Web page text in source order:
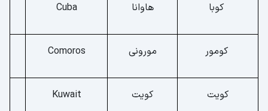
کوبا هاوانا Cuba
کومور مورونی Comoros
کویت کویت Kuwait